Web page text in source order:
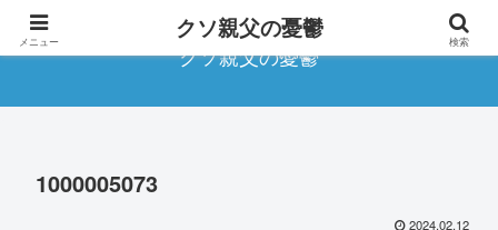
クソ親父の憂鬱
1000005073
2024.02.12
メニュー クソ親父の憂鬱 検索